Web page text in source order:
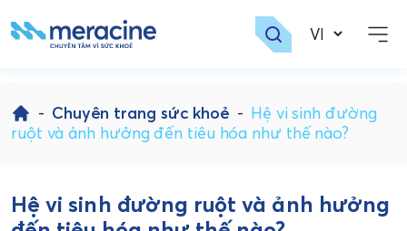
to
content
- Chuyên trang sức khoẻ - Hệ vi sinh đường
ruột và ảnh hưởng đến tiêu hóa như thế nào?
Hệ vi sinh đường ruột và ảnh hưởng